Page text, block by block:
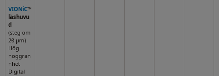
VIONiC™
läshuvu
d
(steg om
20 µm)
Hög
noggran
nhet
Digital